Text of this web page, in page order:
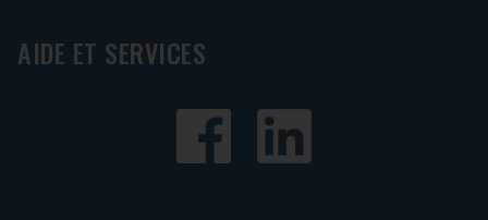
AIDE ET SERVICES